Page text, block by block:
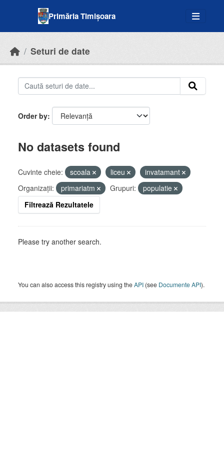
Primăria Timișoara
Seturi de date
Order by
No datasets found
Cuvinte cheie: scoala liceu
invatamant
Organizații:
primariatm Grupuri:
populatie
Filtrează Rezultatele
Please try another search.
You can also access this registry using theAPI (see Documente API).